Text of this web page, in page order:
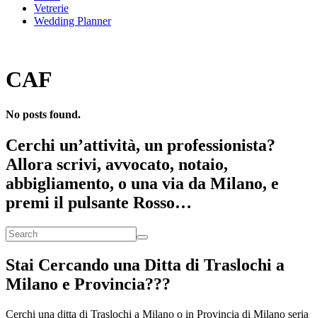
Vetrerie
Wedding Planner
CAF
No posts found.
Cerchi un’attività, un professionista?
Allora scrivi, avvocato, notaio,
abbigliamento, o una via da Milano, e
premi il pulsante Rosso…
Stai Cercando una Ditta di Traslochi a
Milano e Provincia???
Cerchi una ditta di Traslochi a Milano o in Provincia di Milano seria